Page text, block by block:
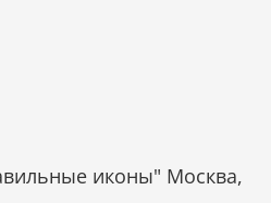
Он также защищает
блеска.
которых изготовлена
отличной
вид.
иконы" Москва,